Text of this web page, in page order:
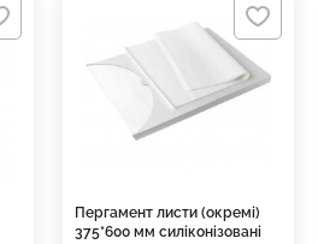
Пергамент листи (окремі)
375*600 мм силіконізовані